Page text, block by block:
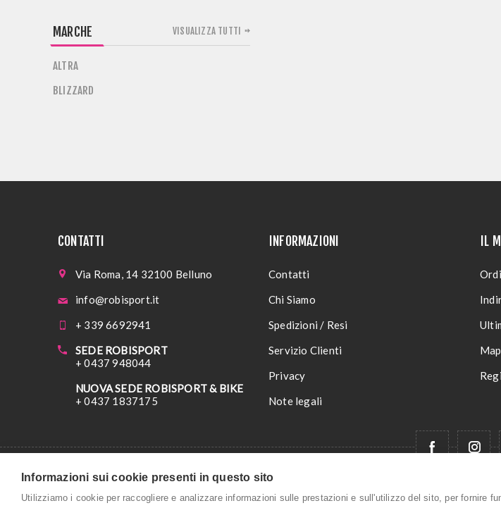
MARCHE
ALTRA
BLIZZARD
VISUALIZZA TUTTI
CONTATTI
Via Roma, 14 32100 Belluno
info@robisport.it
+ 339 6692941
SEDE ROBISPORT
+ 0437 948044
NUOVA SEDE ROBISPORT & BIKE
+ 0437 1837175
INFORMAZIONI
Contatti
Chi Siamo
Spedizioni / Resi
Servizio Clienti
Privacy
Note legali
IL
Copyright © 2026 ROBI SPORT SRL. Tutti
Informazioni sui cookie presenti in questo sito
Utilizziamo i cookie per raccogliere e analizzare informazioni sulle prestazioni e sull'utilizzo del sito, per fornire